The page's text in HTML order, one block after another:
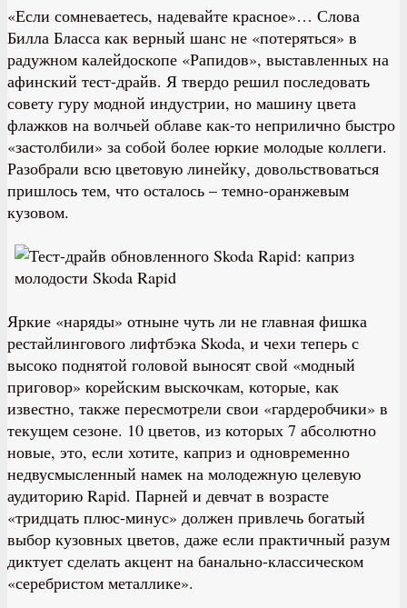
«Если сомневаетесь, надевайте красное»… Слова
Билла Бласса как верный шанс не «потеряться» в
радужном калейдоскопе «Рапидов», выставленных на
афинский тест-драйв. Я твердо решил последовать
совету гуру модной индустрии, но машину цвета
флажков на волчьей облаве как-то неприлично быстро
«застолбили» за собой более юркие молодые коллеги.
Разобрали всю цветовую линейку, довольствоваться
пришлось тем, что осталось – темно-оранжевым
кузовом.
Яркие «наряды» отныне чуть ли не главная фишка
рестайлингового лифтбэка Skoda, и чехи теперь с
высоко поднятой головой выносят свой «модный
приговор» корейским выскочкам, которые, как
известно, также пересмотрели свои «гардеробчики» в
текущем сезоне. 10 цветов, из которых 7 абсолютно
новые, это, если хотите, каприз и одновременно
недвусмысленный намек на молодежную целевую
аудиторию Rapid. Парней и девчат в возрасте
«тридцать плюс-минус» должен привлечь богатый
выбор кузовных цветов, даже если практичный разум
диктует сделать акцент на банально-классическом
«серебристом металлике».